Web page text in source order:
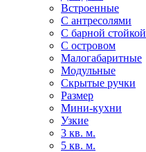
Встроенные
С антресолями
С барной стойкой
С островом
Малогабаритные
Модульные
Скрытые ручки
Размер
Мини-кухни
Узкие
3 кв. м.
5 кв. м.